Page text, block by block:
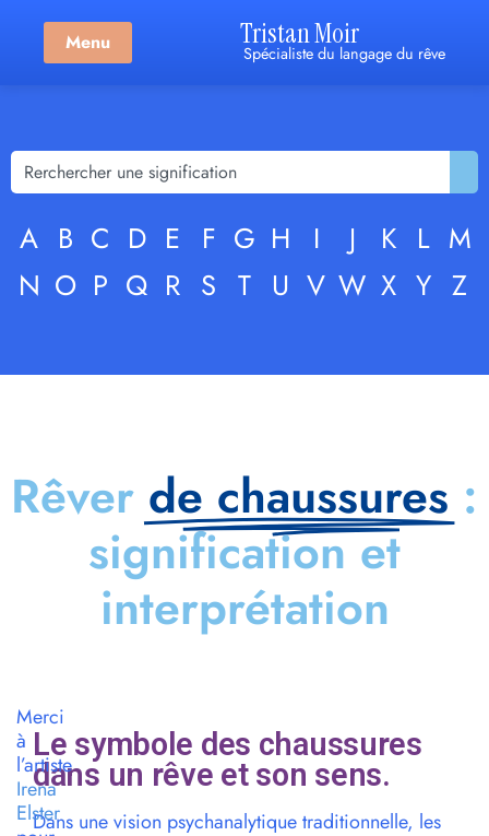
Menu Tristan Moir
Spécialiste du langage du rêve
A B C D E F G H I J K L M
N O P Q R S T U V W X Y Z
Rêver de chaussures :
signification et
interprétation
Le symbole des chaussures
dans un rêve et son sens.
Dans une vision psychanalytique traditionnelle, les
Merci
à
l’artiste
Irena
Elster